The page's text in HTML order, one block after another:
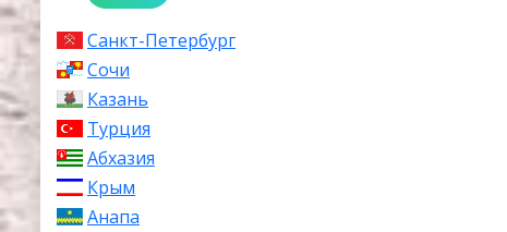
Санкт-Петербург
Сочи
Казань
Турция
Абхазия
Крым
Анапа